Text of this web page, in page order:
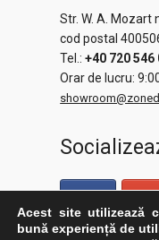
Str. W. A. Mozart
cod postal
Tel.:+40 720 546
Orar de lucru:
Acest site utilizează
bună experiență de